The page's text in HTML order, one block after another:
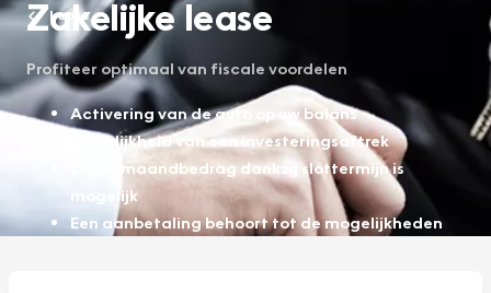
Lease
Zakelijke lease
Profiteer optimaal van fiscale voordelen
Activering van de auto op uw balans
Mogelijkheid van een investeringsaftrek
Lager maandbedrag dankzij slottermijn is
mogelijk
Een aanbetaling behoort tot de mogelijkheden